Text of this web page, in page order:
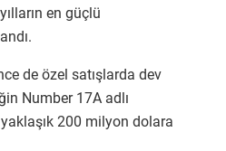
en güçlü
de özel satışlarda dev
Number 17A adlı
yaklaşık 200 milyon dolara